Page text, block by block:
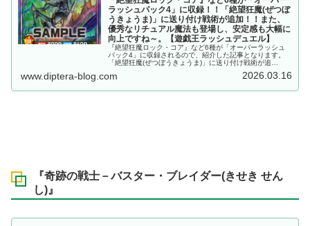
ラッシュパック4」に収録！！「絶望狂魔(ぜつぼ
うきょうま)」に送り付け戦術が追加！！また、
優秀なリチュアル魔法も登場し、安定感も大幅に
向上ですね～。【遊戯王ラッシュデュエル】
『絶望狂魔ロック・コア』など6種が「オーバーラッシュ
パック4」に収録されるので、紹介した記事となります。
「絶望狂魔(ぜつぼうきょうま)」に送り付け戦術が追
幅に向上ですね～。【遊戯王ラッシュデュエル】
www.diptera-blog.com 2026.03.16
『奇跡の戦士－バスター・ブレイダー(きせき せん
し)』